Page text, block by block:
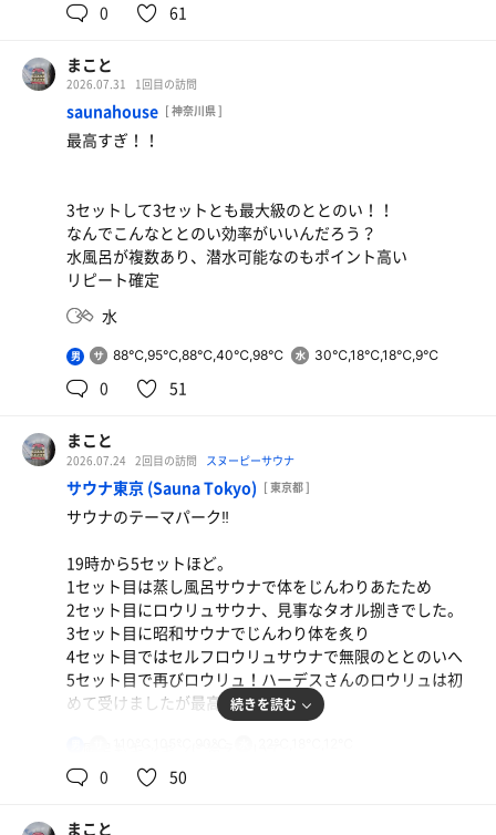
水
0 61
まこと
2026.07.31 1回目の訪問
saunahouse [ 神奈川県 ]
最高すぎ！！
3セットして3セットとも最大級のととのい！！
なんでこんなととのい効率がいいんだろう？
水風呂が複数あり、潜水可能なのもポイント高い
リピート確定
水
男 88℃,95℃,88℃,40℃,98℃ 30℃,18℃,18℃,9℃
0 51
まこと
2026.07.24 2回目の訪問 スヌーピーサウナ
サウナ東京 (Sauna Tokyo) [ 東京都 ]
サウナのテーマパーク‼️
19時から5セットほど。
1セット目は蒸し風呂サウナで体をじんわりあたため
2セット目にロウリュサウナ、見事なタオル捌きでした。
3セット目に昭和サウナでじんわり体を炙り
4セット目ではセルフロウリュサウナで無限のととのいへ
5セット目で再びロウリュ！ハーデスさんのロウリュは初
めて受けましたが最高です！！
無限のととのいが訪れました。
最高の施設
続きを読む
0 50
まこと